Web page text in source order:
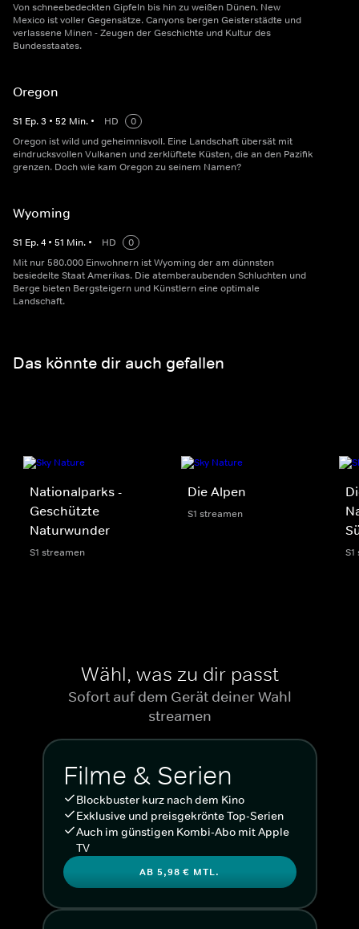
Von schneebedeckten Gipfeln bis hin zu weißen Dünen. New
Mexico ist voller Gegensätze. Canyons bergen Geisterstädte und
verlassene Minen - Zeugen der Geschichte und Kultur des
Bundesstaates.
Oregon
S1 Ep.3 • 52 Min. • HD
0
Oregon ist wild und geheimnisvoll. Eine Landschaft übersät mit
eindrucksvollen Vulkanen und zerklüftete Küsten, die an den Pazifik
grenzen. Doch wie kam Oregon zu seinem Namen?
Wyoming
S1 Ep.4 • 51 Min. • HD
0
Mit nur 580.000 Einwohnern ist Wyoming der am dünnsten
besiedelte Staat Amerikas. Die atemberaubenden Schluchten und
Berge bieten Bergsteigern und Künstlern eine optimale
Landschaft.
Das könnte dir auch gefallen
Nationalparks -
Geschützte
Naturwunder
S1 streamen
Die Alpen
S1 streamen
Wähl, was zu dir passt
Sofort auf dem Gerät deiner Wahl
streamen
Filme & Serien
Blockbuster kurz nach dem Kino
Exklusive und preisgekrönte Top-Serien
Auch im günstigen Kombi-Abo mit Apple
TV
AB 5,98 € MTL.